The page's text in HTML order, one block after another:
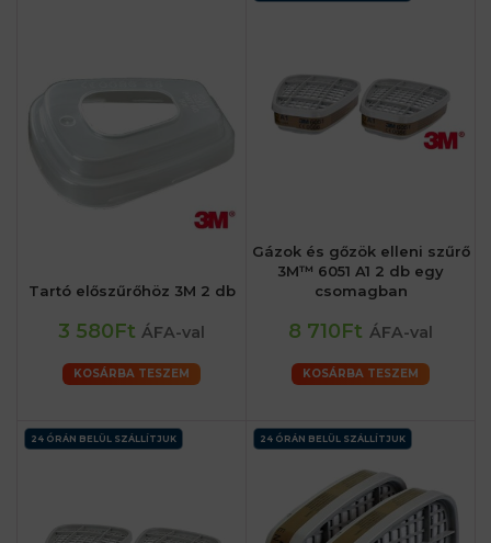
Tartó előszűrőhöz 3M 2 db
3 580Ft ÁFA-val
KOSÁRBA TESZEM
Gázok és gőzök elleni szűrő
3M™ 6051 A1 2 db egy
csomagban
8 710Ft ÁFA-val
KOSÁRBA TESZEM
24 ÓRÁN BELÜL SZÁLLÍTJUK 24 ÓRÁN BELÜL SZÁLLÍTJUK